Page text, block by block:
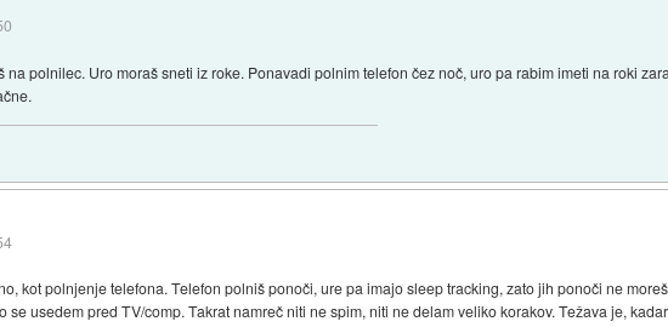
na polnilec. Uro moraš sneti iz roke. Ponavadi polnim telefon čez noč, uro pa rabim imeti na roki
kot polnjenje telefona. Telefon polniš ponoči, ure pa imajo sleep tracking, zato jih ponoči ne
se usedem pred TV/comp. Takrat namreč niti ne spim, niti ne delam veliko korakov. Težava je,